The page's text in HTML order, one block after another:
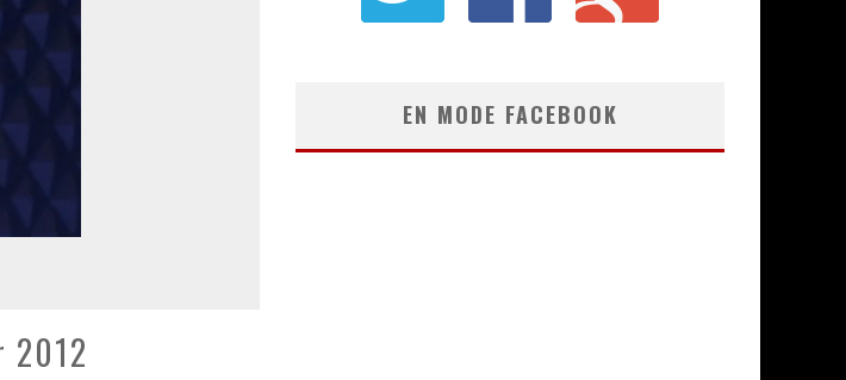
2012
EN MODE FACEBOOK